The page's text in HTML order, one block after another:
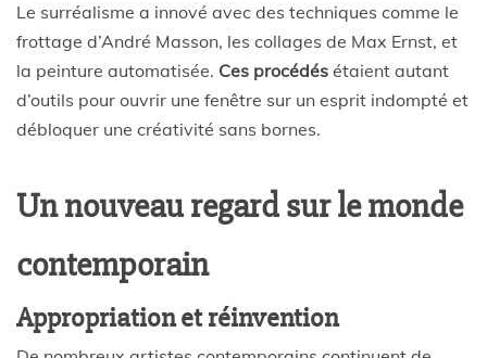
Le surréalisme a innové avec des techniques comme le
frottage d’André Masson, les collages de Max Ernst, et
la peinture automatisée. Ces procédés étaient autant
d’outils pour ouvrir une fenêtre sur un esprit indompté et
débloquer une créativité sans bornes.
Un nouveau regard sur le monde
contemporain
Appropriation et réinvention